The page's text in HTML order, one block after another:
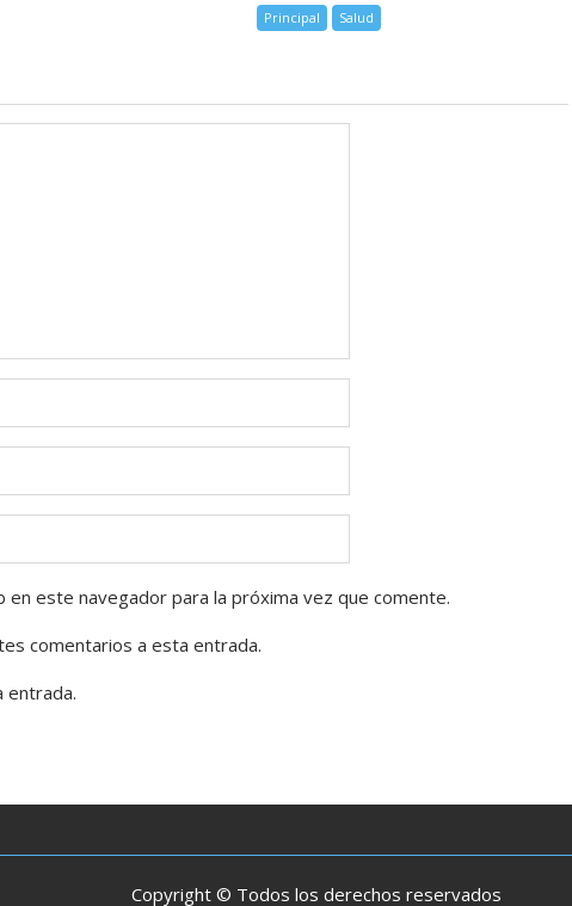
Principal Salud
este navegador para la próxima vez que comente.
comentarios a esta entrada.
entrada.
Copyright © Todos los derechos reservados